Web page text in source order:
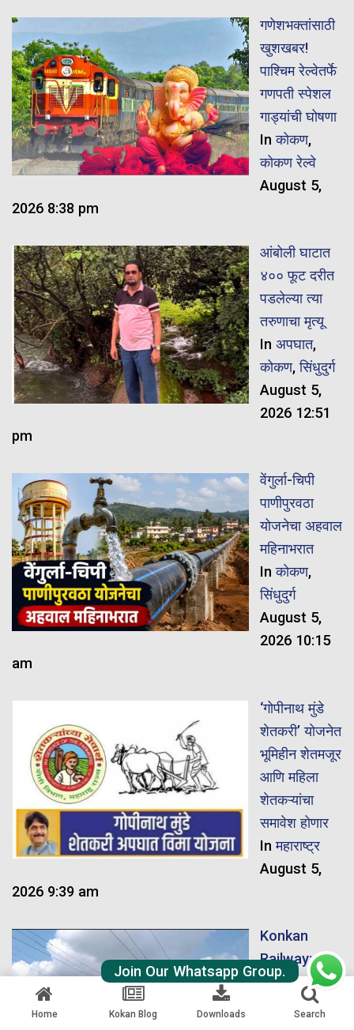
गणेशभक्तांसाठी
खुशखबर!
पाश्चिम रेल्वेतर्फे
गणपती स्पेशल
गाड्यांची घोषणा
Inकोकण,
कोकण रेल्वे
August 5,
2026 8:38 pm
आंबोली घाटात
४०० फूट दरीत
पडलेल्या त्या
तरुणाचा मृत्यू
In अपघात,
कोकण,सिंधुदुर्ग
August 5,
2026 12:51
pm
वेंगुर्ला-चिपी
पाणीपुरवठा
योजनेचा अहवाल
महिनाभरात
Inकोकण,
सिंधुदुर्ग
August 5,
2026 10:15
am
‘गोपीनाथ मुंडे
शेतकरी’ योजनेत
भूमिहीन शेतमजूर
आणि महिला
शेतकऱ्यांचा
समावेश होणार
Inमहाराष्ट्र
August 5,
2026 9:39 am
Konkan
Railway: मध्य
रेल्वेकडून
प्रवाशांसाठी
Home Kokan Blog Downloads Search
Join Our Whatsapp Group.